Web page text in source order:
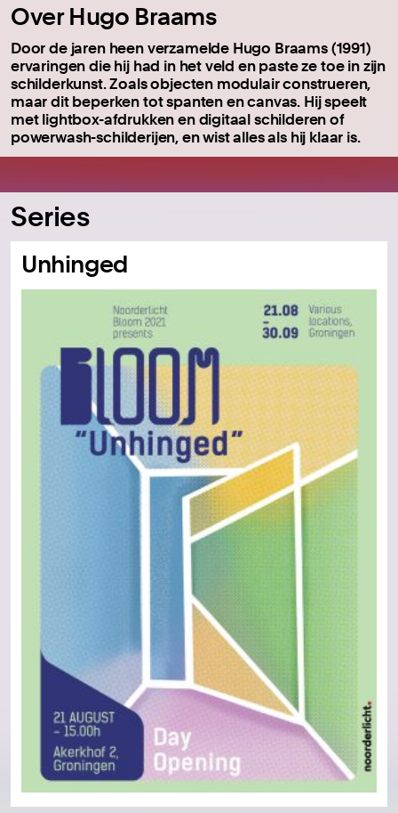
Over Hugo Braams
Door de jaren heen verzamelde Hugo Braams (1991)
ervaringen die hij had in het veld en paste ze toe in zijn
schilderkunst. Zoals objecten modulair construeren,
maar dit beperken tot spanten en canvas. Hij speelt
met lightbox-afdrukken en digitaal schilderen of
powerwash-schilderijen, en wist alles als hij klaar is.
Series
Unhinged